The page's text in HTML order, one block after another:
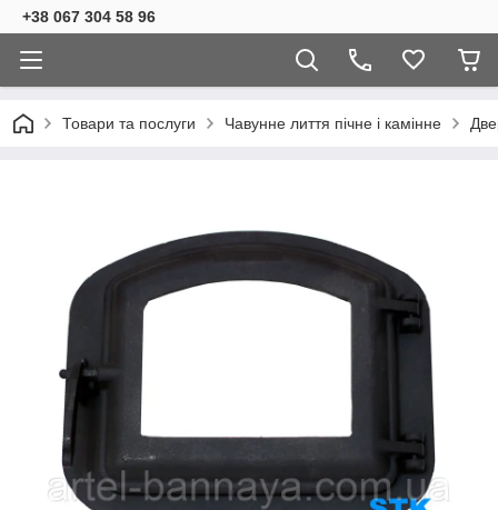
+38 067 304 58 96
Товари та послуги Чавунне лиття пічне і камінне